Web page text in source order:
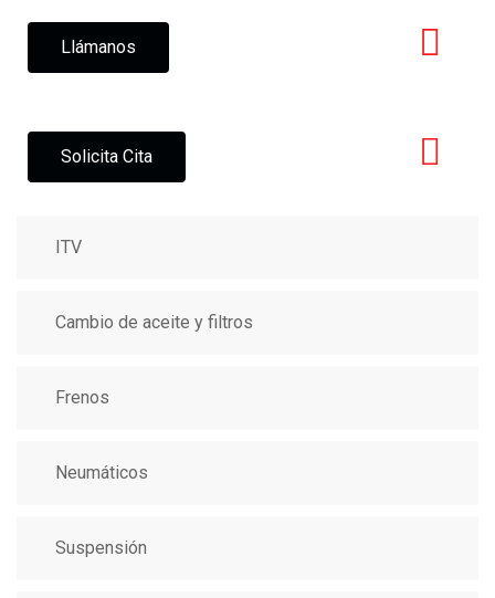
Llámanos
Solicita Cita
ITV
Cambio de aceite y filtros
Frenos
Neumáticos
Suspensión